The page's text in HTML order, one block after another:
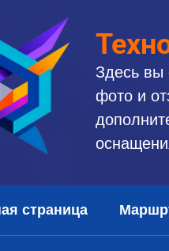
Здесь вы
фото и
страница